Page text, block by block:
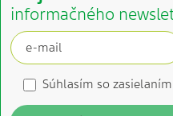
informačného
Súhlasím so